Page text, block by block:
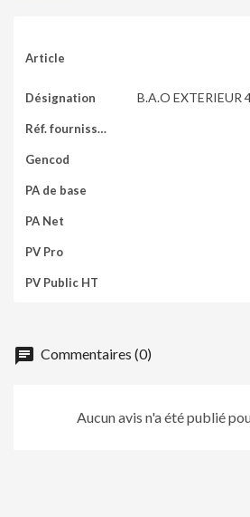
B.A.O EXTERIEUR
chat Commentaires (0)
Aucun avis n'a été publié